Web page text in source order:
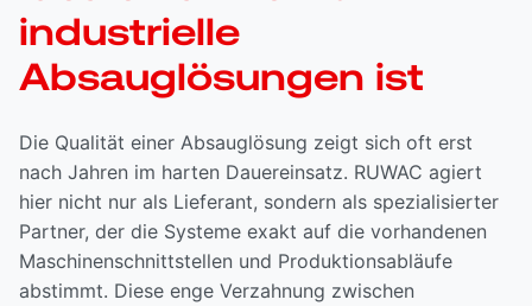
industrielle
Absauglösungen ist
Die Qualität einer Absauglösung zeigt sich oft erst
nach Jahren im harten Dauereinsatz. RUWAC agiert
hier nicht nur als Lieferant, sondern als spezialisierter
Partner, der die Systeme exakt auf die vorhandenen
Maschinenschnittstellen und Produktionsabläufe
abstimmt. Diese enge Verzahnung zwischen